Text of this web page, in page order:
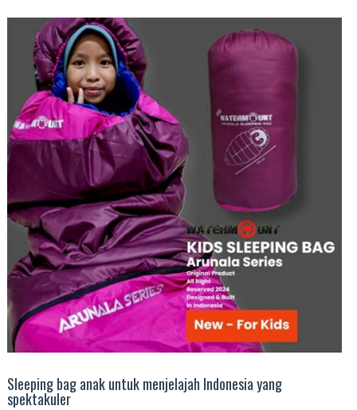
Sleeping bag anak untuk menjelajah Indonesia yang
spektakuler